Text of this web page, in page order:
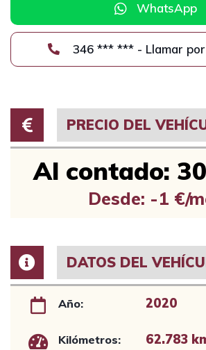
WhatsApp
346 *** *** -
PRECIO DEL
Al contado:
Desde: -1 €/
DATOS DEL
Año: 2020
Kilómetros: 62.783